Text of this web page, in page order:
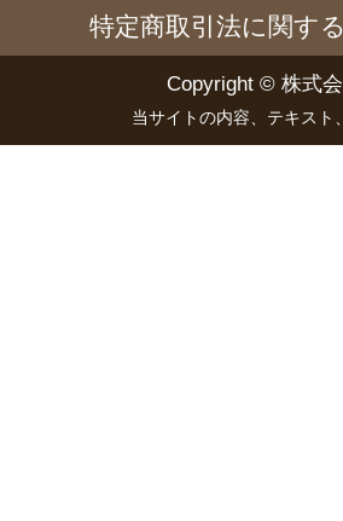
特定商取引法に関す
Copyright © 株式
当サイトの内容、テキスト